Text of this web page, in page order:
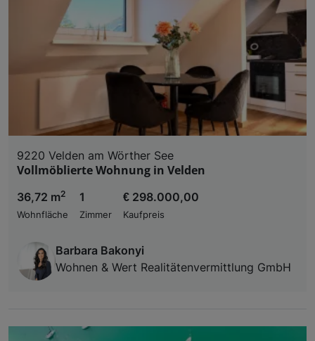
9220 Velden am Wörther See
Vollmöblierte Wohnung in Velden
36,72 m2
Wohnfläche
1
Zimmer
€ 298.000,00
Kaufpreis
Barbara Bakonyi
Wohnen & Wert Realitätenvermittlung GmbH